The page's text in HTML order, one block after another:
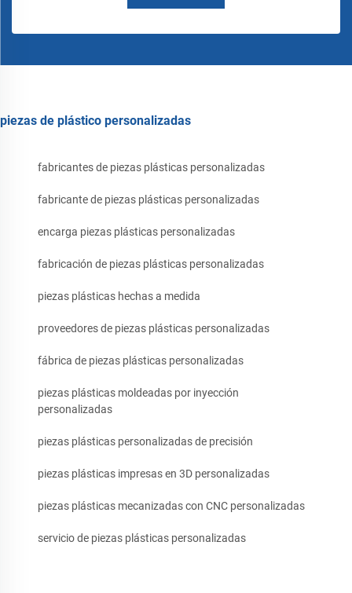
piezas de plástico personalizadas
fabricantes de piezas plásticas personalizadas
fabricante de piezas plásticas personalizadas
encarga piezas plásticas personalizadas
fabricación de piezas plásticas personalizadas
piezas plásticas hechas a medida
proveedores de piezas plásticas personalizadas
fábrica de piezas plásticas personalizadas
piezas plásticas moldeadas por inyección
personalizadas
piezas plásticas personalizadas de precisión
piezas plásticas impresas en 3D personalizadas
piezas plásticas mecanizadas con CNC personalizadas
servicio de piezas plásticas personalizadas